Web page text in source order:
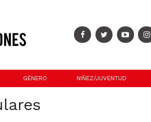
GÉNERO NIÑEZ/JUVENTUD